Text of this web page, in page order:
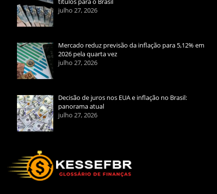
julho 27, 2026
Mercado reduz previsão da inflação para 5,12% em
2026 pela quarta vez
julho 27, 2026
Decisão de juros nos EUA e inflação no Brasil:
panorama atual
julho 27, 2026